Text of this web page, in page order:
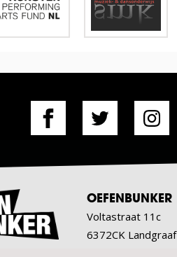
OEFENBUNKER
Voltastraat 11c
6372CK Landgraaf